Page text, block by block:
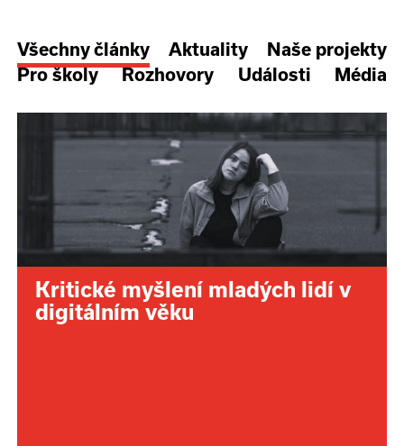
Všechny články Aktuality
Naše projekty
Pro školy
Rozhovory Události Média
Kritické myšlení mladých lidí v
digitálním věku